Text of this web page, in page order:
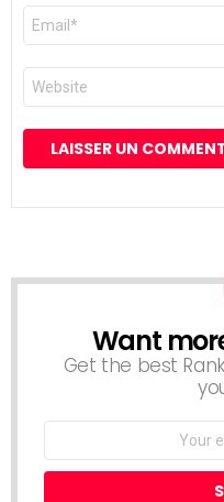
E-
mail
*
Site
web
NEWSLETTER
Want
Get the best